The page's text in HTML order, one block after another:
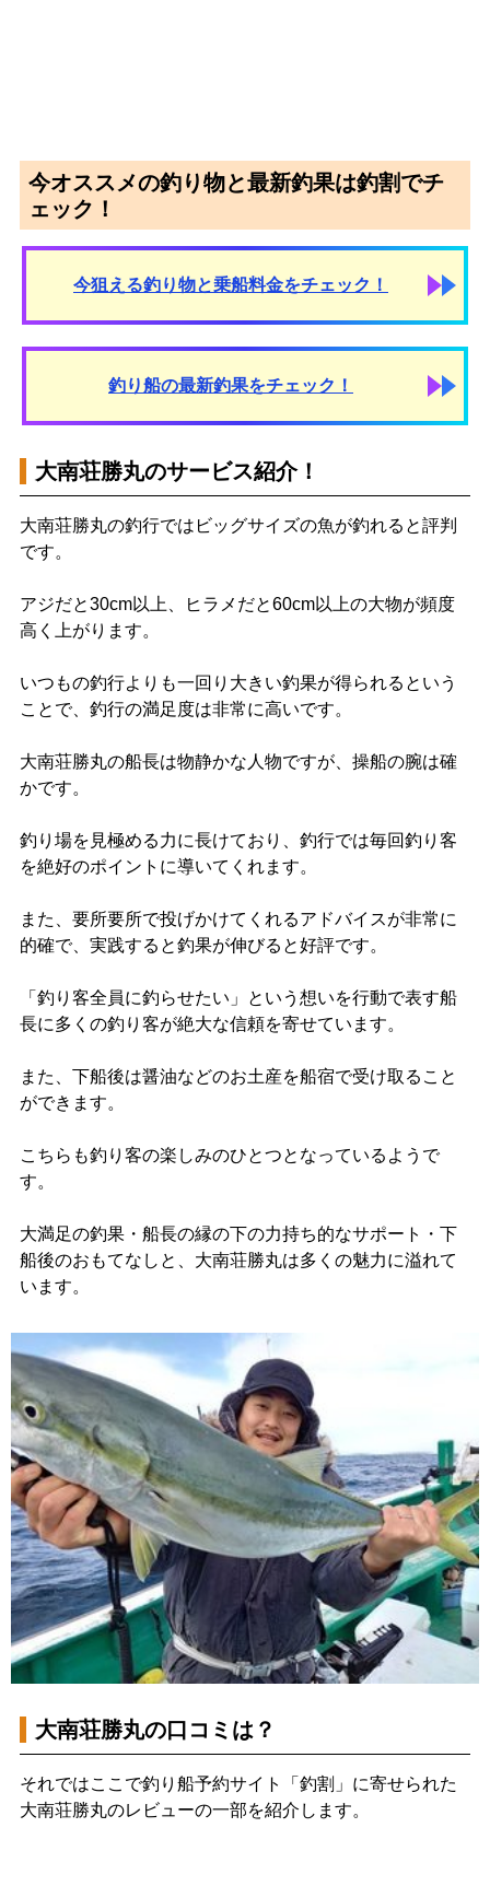
今オススメの釣り物と最新釣果は釣割でチ
ェック！
今狙える釣り物と乗船料金をチェック！
釣り船の最新釣果をチェック！
大南荘勝丸のサービス紹介！
大南荘勝丸の釣行ではビッグサイズの魚が釣れると評判
です。
アジだと30cm以上、ヒラメだと60cm以上の大物が頻度
高く上がります。
いつもの釣行よりも一回り大きい釣果が得られるという
ことで、釣行の満足度は非常に高いです。
大南荘勝丸の船長は物静かな人物ですが、操船の腕は確
かです。
釣り場を見極める力に長けており、釣行では毎回釣り客
を絶好のポイントに導いてくれます。
また、要所要所で投げかけてくれるアドバイスが非常に
的確で、実践すると釣果が伸びると好評です。
「釣り客全員に釣らせたい」という想いを行動で表す船
長に多くの釣り客が絶大な信頼を寄せています。
また、下船後は醤油などのお土産を船宿で受け取ること
ができます。
こちらも釣り客の楽しみのひとつとなっているようで
す。
大満足の釣果・船長の縁の下の力持ち的なサポート・下
船後のおもてなしと、大南荘勝丸は多くの魅力に溢れて
います。
大南荘勝丸の口コミは？
それではここで釣り船予約サイト「釣割」に寄せられた
大南荘勝丸のレビューの一部を紹介します。